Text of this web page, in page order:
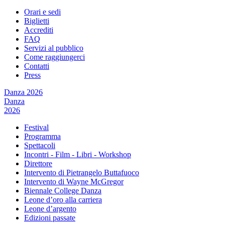
Orari e sedi
Biglietti
Accrediti
FAQ
Servizi al pubblico
Come raggiungerci
Contatti
Press
Danza 2026
Danza
2026
Festival
Programma
Spettacoli
Incontri - Film - Libri - Workshop
Direttore
Intervento di Pietrangelo Buttafuoco
Intervento di Wayne McGregor
Biennale College Danza
Leone d’oro alla carriera
Leone d’argento
Edizioni passate